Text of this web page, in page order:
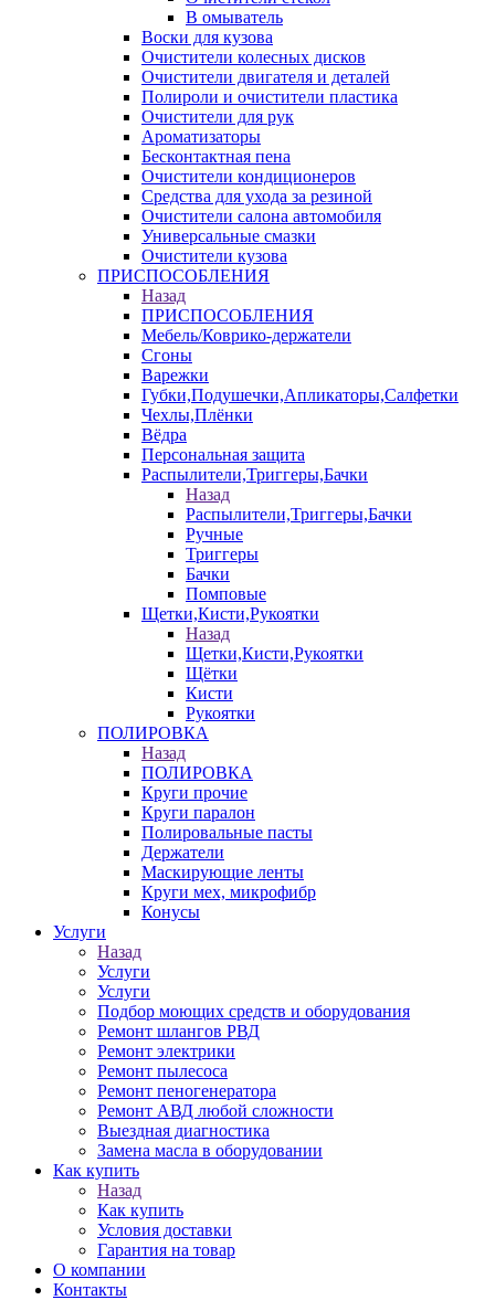
В омыватель
Воски для кузова
Очистители колесных дисков
Очистители двигателя и деталей
Полироли и очистители пластика
Очистители для рук
Ароматизаторы
Бесконтактная пена
Очистители кондиционеров
Средства для ухода за резиной
Очистители салона автомобиля
Универсальные смазки
Очистители кузова
ПРИСПОСОБЛЕНИЯ
Назад
ПРИСПОСОБЛЕНИЯ
Мебель/Коврико-держатели
Сгоны
Варежки
Губки,Подушечки,Апликаторы,Салфетки
Чехлы,Плёнки
Вёдра
Персональная защита
Распылители,Триггеры,Бачки
Назад
Распылители,Триггеры,Бачки
Ручные
Триггеры
Бачки
Помповые
Щетки,Кисти,Рукоятки
Назад
Щетки,Кисти,Рукоятки
Щётки
Кисти
Рукоятки
ПОЛИРОВКА
Назад
ПОЛИРОВКА
Круги прочие
Круги паралон
Полировальные пасты
Держатели
Маскирующие ленты
Круги мех, микрофибр
Конусы
Услуги
Назад
Услуги
Услуги
Подбор моющих средств и оборудования
Ремонт шлангов РВД
Ремонт электрики
Ремонт пылесоса
Ремонт пеногенератора
Ремонт АВД любой сложности
Выездная диагностика
Замена масла в оборудовании
Как купить
Назад
Как купить
Условия доставки
Гарантия на товар
О компании
Контакты